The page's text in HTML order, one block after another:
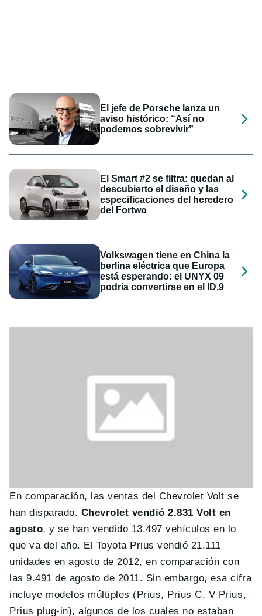
El jefe de Porsche lanza un
aviso histórico: “Así no
podemos sobrevivir”
El Smart #2 se filtra: quedan al
descubierto el diseño y las
especificaciones del heredero
del Fortwo
Volkswagen tiene en China la
berlina eléctrica que Europa
está esperando: el UNYX 09
podría convertirse en el ID.9
En comparación, las ventas del Chevrolet Volt se
han disparado. Chevrolet vendió 2.831 Volt en
agosto, y se han vendido 13.497 vehículos en lo
que va del año. El Toyota Prius vendió 21.111
unidades en agosto de 2012, en comparación con
las 9.491 de agosto de 2011. Sin embargo, esa cifra
incluye modelos múltiples (Prius, Prius C, V Prius,
Prius plug-in), algunos de los cuales no estaban